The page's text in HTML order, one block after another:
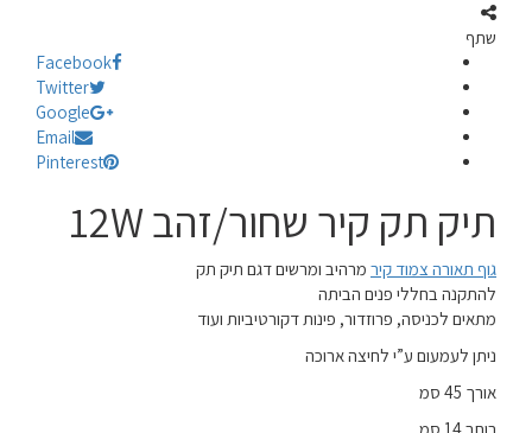
שתף
Facebook
Twitter
Google
Email
Pinterest
תיק תק קיר שחור/זהב 12W
גוף תאורה צמוד קיר מרהיב ומרשים דגם תיק תק
להתקנה בחללי פנים הביתה
מתאים לכניסה, פרוזדור, פינות דקורטיביות ועוד
ניתן לעמעום ע”י לחיצה ארוכה
אורך 45 סמ
רוחב 14 סמ